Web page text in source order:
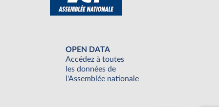
OPEN DATA
Accédez à toutes
les données de
l'Assemblée nationale